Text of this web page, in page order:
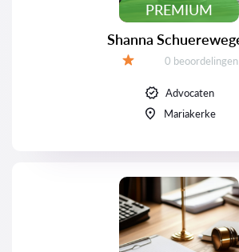
PREMIUM
Shanna
Beoordelingen:
0 beoordelingen
Advocaten
Mariakerke